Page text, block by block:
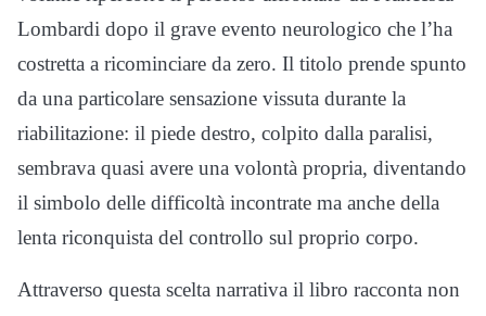
Lombardi dopo il grave evento neurologico che l’ha
costretta a ricominciare da zero. Il titolo prende spunto
da una particolare sensazione vissuta durante la
riabilitazione: il piede destro, colpito dalla paralisi,
sembrava quasi avere una volontà propria, diventando
il simbolo delle difficoltà incontrate ma anche della
lenta riconquista del controllo sul proprio corpo.
Attraverso questa scelta narrativa il libro racconta non